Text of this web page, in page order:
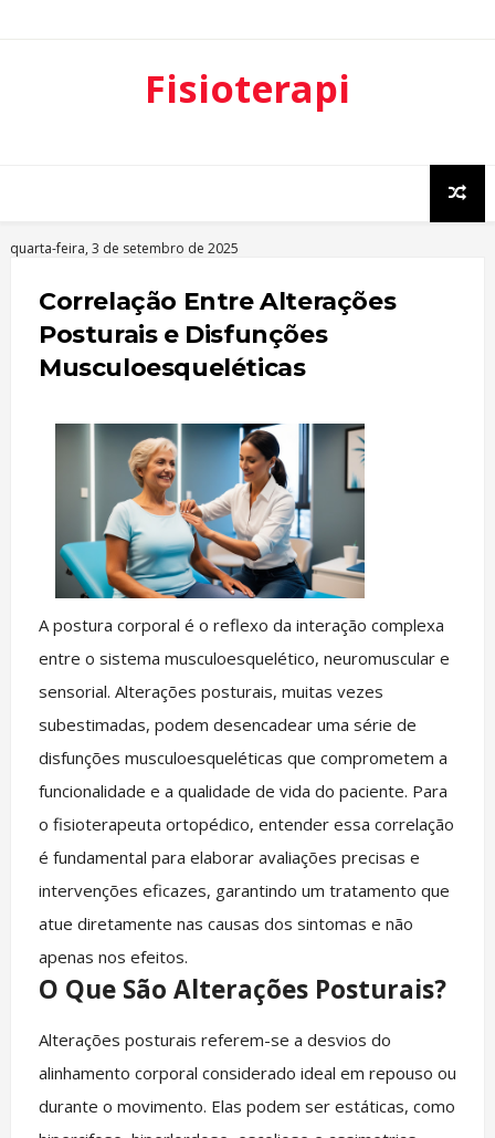
Fisioterapi
quarta-feira, 3 de setembro de 2025
Correlação Entre Alterações
Posturais e Disfunções
Musculoesqueléticas
A postura corporal é o reflexo da interação complexa
entre o sistema musculoesquelético, neuromuscular e
sensorial. Alterações posturais, muitas vezes
subestimadas, podem desencadear uma série de
disfunções musculoesqueléticas que comprometem a
funcionalidade e a qualidade de vida do paciente. Para
o fisioterapeuta ortopédico, entender essa correlação
é fundamental para elaborar avaliações precisas e
intervenções eficazes, garantindo um tratamento que
atue diretamente nas causas dos sintomas e não
apenas nos efeitos.
O Que São Alterações Posturais?
Alterações posturais referem-se a desvios do
alinhamento corporal considerado ideal em repouso ou
durante o movimento. Elas podem ser estáticas, como